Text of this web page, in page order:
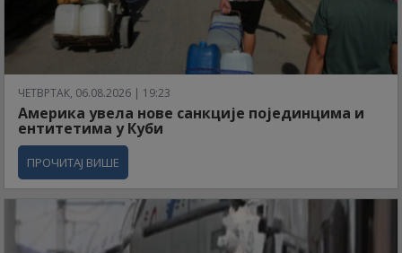
ЧЕТВРТАК, 06.08.2026 | 19:23
Америка увела нове санкције појединцима и
ентитетима у Куби
ПРОЧИТАЈ ВИШЕ